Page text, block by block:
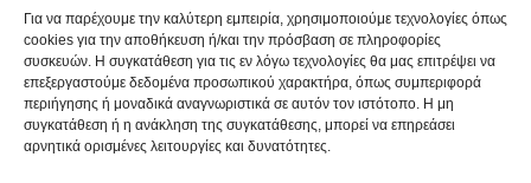
Για να παρέχουμε την καλύτερη εμπειρία, χρησιμοποιούμε τεχνολογίες όπως
cookies για την αποθήκευση ή/και την πρόσβαση σε πληροφορίες
συσκευών. Η συγκατάθεση για τις εν λόγω τεχνολογίες θα μας επιτρέψει να
επεξεργαστούμε δεδομένα προσωπικού χαρακτήρα, όπως συμπεριφορά
περιήγησης ή μοναδικά αναγνωριστικά σε αυτόν τον ιστότοπο. Η μη
συγκατάθεση ή η ανάκληση της συγκατάθεσης, μπορεί να επηρεάσει
αρνητικά ορισμένες λειτουργίες και δυνατότητες.